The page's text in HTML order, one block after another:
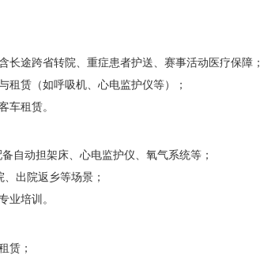
长途跨省转院、重症患者护送、赛事活动医疗保障；
租赁（如呼吸机、心电监护仪等）；
车租赁。
自动担架床、心电监护仪、氧气系统等；
出院返乡等场景；
业培训。
赁；